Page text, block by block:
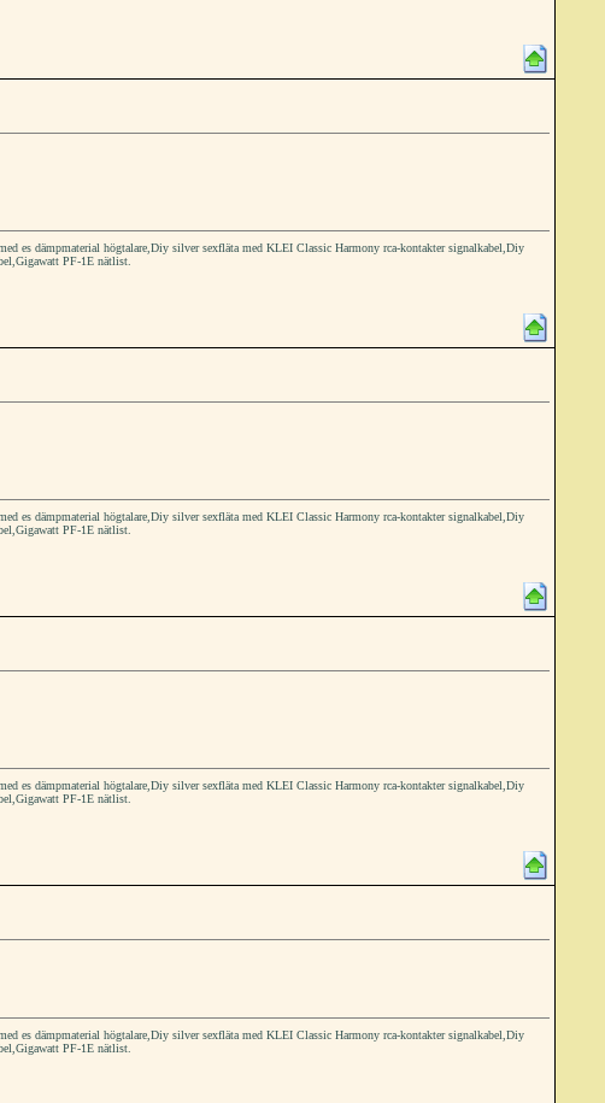
es dämpmaterial högtalare,Diy silver sexfläta med KLEI Classic Harmony rca-kontakter signalkabel,Diy
PF-1E nätlist.
es dämpmaterial högtalare,Diy silver sexfläta med KLEI Classic Harmony rca-kontakter signalkabel,Diy
PF-1E nätlist.
es dämpmaterial högtalare,Diy silver sexfläta med KLEI Classic Harmony rca-kontakter signalkabel,Diy
PF-1E nätlist.
es dämpmaterial högtalare,Diy silver sexfläta med KLEI Classic Harmony rca-kontakter signalkabel,Diy
PF-1E nätlist.